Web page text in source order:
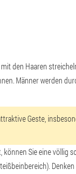
den Haaren
Männer werden
Geste,
Sie eine völlig